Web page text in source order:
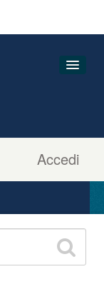
Accedi